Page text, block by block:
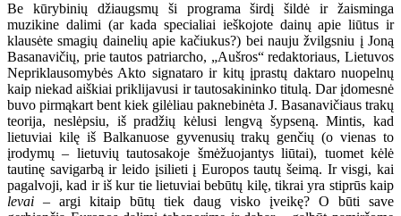
Be kūrybinių džiaugsmų ši programa širdį šildė ir žaisminga
muzikine dalimi (ar kada specialiai ieškojote dainų apie liūtus ir
klausėte smagių dainelių apie kačiukus?) bei nauju žvilgsniu į Joną
Basanavičių, prie tautos patriarcho, „Aušros“ redaktoriaus, Lietuvos
Nepriklausomybės Akto signataro ir kitų įprastų daktaro nuopelnų
kaip niekad aiškiai priklijavusi ir tautosakininko titulą. Dar įdomesnė
buvo pirmąkart bent kiek gilėliau paknebinėta J. Basanavičiaus trakų
teorija, neslėpsiu, iš pradžių kėlusi lengvą šypseną. Mintis, kad
lietuviai kilę iš Balkanuose gyvenusių trakų genčių (o vienas to
įrodymų – lietuvių tautosakoje šmėžuojantys liūtai), tuomet kėlė
tautinę savigarbą ir leido įsilieti į Europos tautų šeimą. Ir visgi, kai
pagalvoji, kad ir iš kur tie lietuviai bebūtų kilę, tikrai yra stiprūs kaip
levai – argi kitaip būtų tiek daug visko įveikę? O būti save